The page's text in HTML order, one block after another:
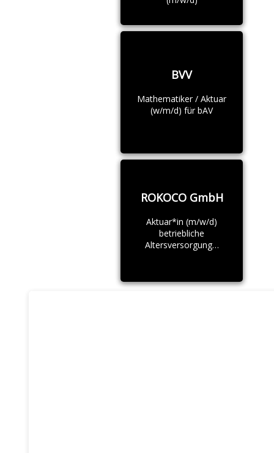
BVV
Mathematiker / Aktuar
(w/m/d) für bAV
ROKOCO GmbH
Aktuar*in (m/w/d)
betriebliche
Altersversorgung…